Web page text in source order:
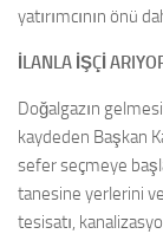
yatırımcının önü
İLANLA İŞÇİ
Doğalgazın
kaydeden Başkan
sefer seçmeye
tanesine yerlerini
tesisatı,